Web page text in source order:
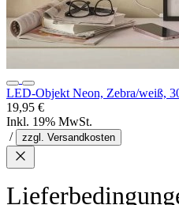
LED-Objekt Neon, Zebra/weiß,
19,95 €
Inkl. 19% MwSt.
/
zzgl. Versandkosten